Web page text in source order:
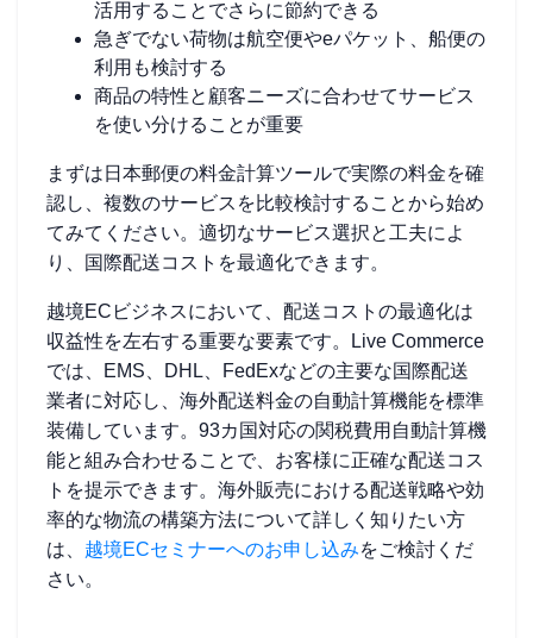
活用することでさらに節約できる
急ぎでない荷物は航空便やeパケット、船便の
利用も検討する
商品の特性と顧客ニーズに合わせてサービス
を使い分けることが重要
まずは日本郵便の料金計算ツールで実際の料金を確
認し、複数のサービスを比較検討することから始め
てみてください。適切なサービス選択と工夫によ
り、国際配送コストを最適化できます。
越境ECビジネスにおいて、配送コストの最適化は
収益性を左右する重要な要素です。Live Commerce
では、EMS、DHL、FedExなどの主要な国際配送
業者に対応し、海外配送料金の自動計算機能を標準
装備しています。93カ国対応の関税費用自動計算機
能と組み合わせることで、お客様に正確な配送コス
トを提示できます。海外販売における配送戦略や効
率的な物流の構築方法について詳しく知りたい方
は、 越境ECセミナーへのお申し込みをご検討くだ
さい。